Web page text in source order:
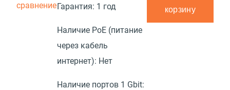
сравнениеГарантия: 1 год
Наличие PoE (питание
через кабель
интернет): Нет
Наличие портов 1 Gbit:
корзину